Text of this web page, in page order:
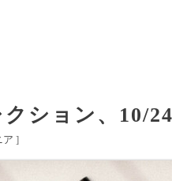
ション、10/
ア ]